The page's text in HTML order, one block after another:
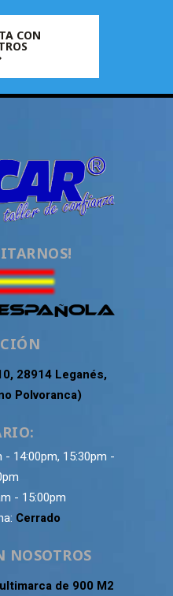
CON
28914 Leganés,
Polvoranca)
14:00pm, 15:30pm -
- 15:00pm
Cerrado
NOSOTROS
de 900 M2